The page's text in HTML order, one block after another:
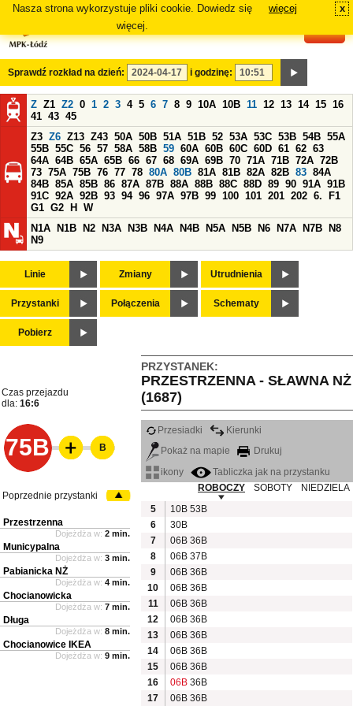
Nasza strona wykorzystuje pliki cookie. Dowiedz się
więcej.
więcej x
Sprawdź rozkład na dzień: i godzinę:
Z Z1 Z2 0 1 2 3 4 5 6 7 8 9 10A 10B 11 12 13 14 15 16
41 43 45
Z3 Z6 Z13 Z43 50A 50B 51A 51B 52 53A 53C 53B 54B 55A
55B 55C 56 57 58A 58B 59 60A 60B 60C 60D 61 62 63
64A 64B 65A 65B 66 67 68 69A 69B 70 71A 71B 72A 72B
73 75A 75B 76 77 78 80A 80B 81A 81B 82A 82B 83 84A
84B 85A 85B 86 87A 87B 88A 88B 88C 88D 89 90 91A 91B
91C 92A 92B 93 94 96 97A 97B 99 100 101 201 202 6.
F1
G1 G2 H
W
N1A
N1B N2 N3A N3B N4A N4B N5A N5B N6 N7A N7B
N8
N9
Linie Zmiany Utrudnienia
Przystanki Połączenia Schematy
Pobierz
PRZYSTANEK:
PRZESTRZENNA - SŁAWNA NŻ
(1687)
Czas przejazdu
dla: 16:6
75B
Przesiadki
Kierunki
Pokaż na mapie
Drukuj
ikony
Tabliczka jak na przystanku
ROBOCZY
SOBOTY
NIEDZIELA
5
10B 53B
6
30B
7
06B 36B
8
06B 37B
9
06B 36B
10
06B 36B
11
06B 36B
12
06B 36B
13
06B 36B
14
06B 36B
15
06B 36B
16
06B 36B
17
06B 36B
B
Poprzednie przystanki
Przestrzenna
Dojeżdża w: 2 min.
Municypalna
Dojeżdża w: 3 min.
Pabianicka NŻ
Dojeżdża w: 4 min.
Chocianowicka
Dojeżdża w: 7 min.
Długa
Dojeżdża w: 8 min.
Chocianowice IKEA
Dojeżdża w: 9 min.